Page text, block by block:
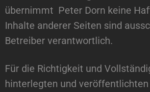
übernimmt Peter Dorn keine
Inhalte anderer Seiten sind
Betreiber verantwortlich.
Für die Richtigkeit und
hinterlegten und veröffentlichten